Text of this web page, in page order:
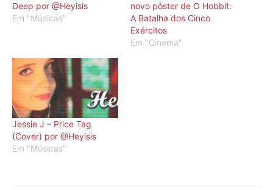
Deep por @Heyisis
Em "Músicas"
novo pôster de O Hobbit:
A Batalha dos Cinco
Exércitos
Em "Cinema"
Jessie J – Price Tag
(Cover) por @Heyisis
Em "Músicas"